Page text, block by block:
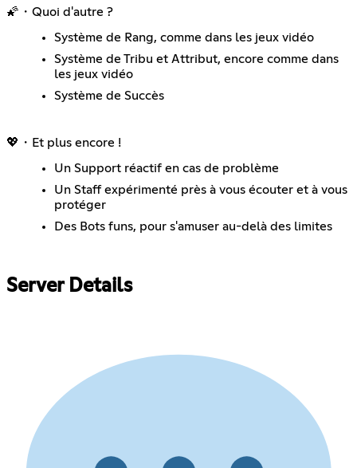
🌠・Quoi d'autre ?
Système de Rang, comme dans les jeux vidéo
Système de Tribu et Attribut, encore comme dans
les jeux vidéo
Système de Succès
💖・Et plus encore !
Un Support réactif en cas de problème
Un Staff expérimenté près à vous écouter et à vous
protéger
Des Bots funs, pour s'amuser au-delà des limites
Server Details